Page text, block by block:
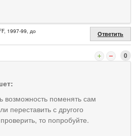
1997-99, до
Ответить
0
возможность поменять сам
переставить с другого
то попробуйте.